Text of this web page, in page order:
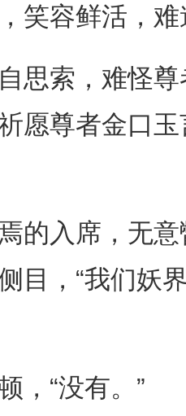
笑容鲜活，
索，难怪尊
愿尊者金口
入席，无意
目，“我们妖
“没有。”